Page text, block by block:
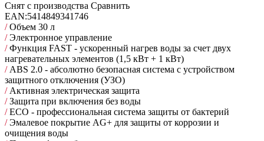
Снят с производства Сравнить
EAN:5414849341746
/Объем 30 л
/Электронное управление
/Функция FAST - ускоренный нагрев воды за счет двух
нагревательных элементов (1,5 кВт + 1 кВт)
/ABS 2.0 - абсолютно безопасная система с устройством
защитного отключения (УЗО)
/Активная электрическая защита
/Защита при включения без воды
/ECO - профессиональная система защиты от бактерий
/Эмалевое покрытие AG+ для защиты от коррозии и
очищения воды